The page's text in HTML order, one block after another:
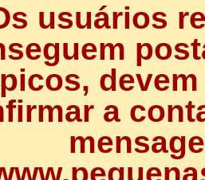
usuários
a